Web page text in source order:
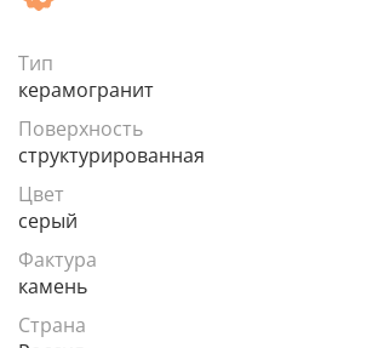
Тип
керамогранит
Поверхность
структурированная
Цвет
серый
Фактура
камень
Страна